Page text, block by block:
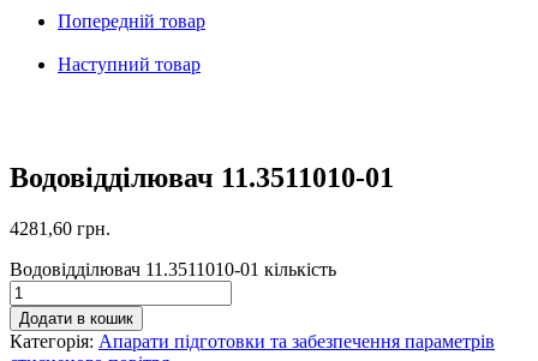
Попередній товар
Наступний товар
Водовідділювач 11.3511010-01
4281,60 грн.
Водовідділювач 11.3511010-01 кількість
Додати в кошик
Категорія: Апарати підготовки та забезпечення параметрів